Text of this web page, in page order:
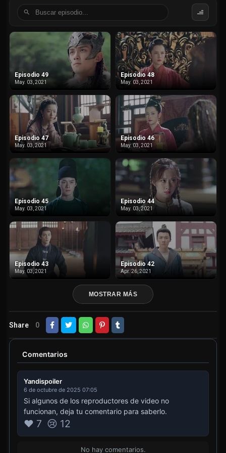
Episodio 49
May. 03, 2021
Episodio 48
May. 03, 2021
Episodio 47
May. 03, 2021
Episodio 46
May. 03, 2021
Episodio 45
May. 03, 2021
Episodio 44
May. 03, 2021
Episodio 43
May. 03, 2021
Episodio 42
Apr. 26, 2021
MOSTRAR MÁS
Share 0
Comentarios
Yandispoiler
6 de octubre de 2025 07:05
Si algunos de los reproductores de video no
funcionan, deja tu comentario para saberlo.
❤️ 7 😢 12
No hay comentarios.